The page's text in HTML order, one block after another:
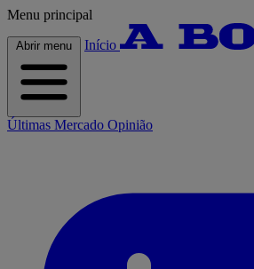
Menu principal
Abrir menu Início
Últimas Mercado Opinião